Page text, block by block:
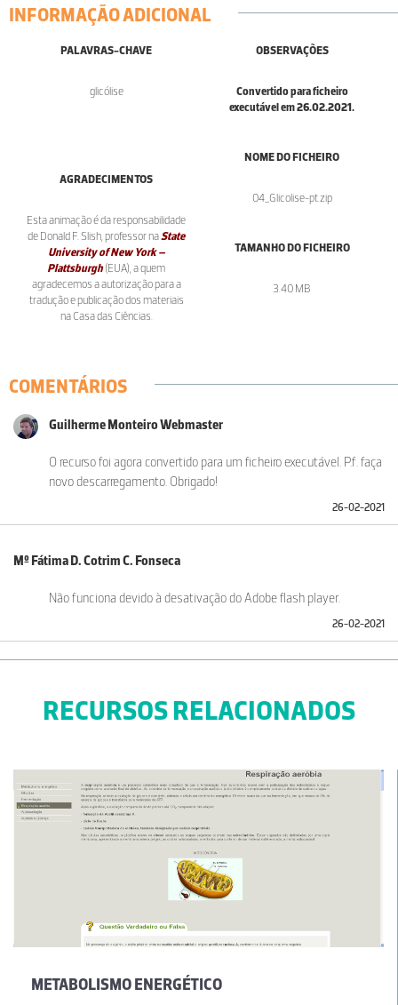
INFORMAÇÃO ADICIONAL
PALAVRAS-CHAVE
glicólise
OBSERVAÇÕES
Convertido para ficheiro
executável em 26.02.2021.
AGRADECIMENTOS
Esta animação é da responsabilidade
de Donald F. Slish, professor naState
University of New York –
Plattsburgh(EUA), a quem
agradecemos a autorização para a
tradução e publicação dos materiais
na Casa das Ciências.
NOME DO FICHEIRO
04_Glicolise-pt.zip
TAMANHO DO FICHEIRO
3.40 MB
COMENTÁRIOS
Guilherme Monteiro Webmaster
O recurso foi agora convertido para um ficheiro executável. P.f. faça
novo descarregamento. Obrigado!
26-02-2021
Mº Fátima D. Cotrim C. Fonseca
Não funciona devido à desativação do Adobe flash player.
26-02-2021
RECURSOS RELACIONADOS
METABOLISMO ENERGÉTICO